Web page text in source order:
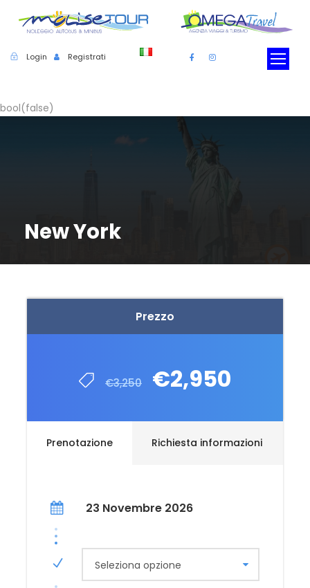
Login Registrati
bool(false)
New York
Prezzo
€3,250 €2,950
Prenotazione Richiesta informazioni
23 Novembre 2026
Seleziona opzione